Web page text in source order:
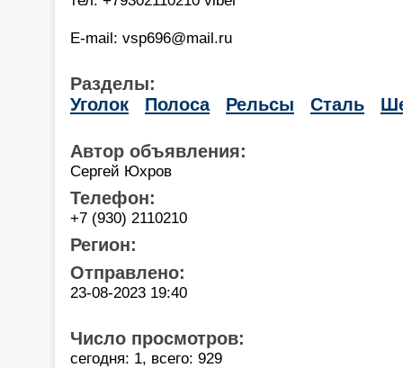
E-mail: vsp696@mail.ru
Разделы:
Уголок
Полоса Рельсы Сталь
Автор объявления:
Сергей Юхров
Телефон:
+7 (930) 2110210
Регион:
Отправлено:
23-08-2023 19:40
Число просмотров:
сегодня: 1, всего: 929